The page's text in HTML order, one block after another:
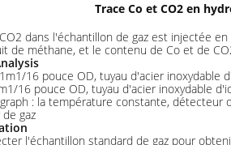
Trace Co et CO2 en
dans l'échantillon de gaz est injectée
de méthane, et le contenu de Co et de
16 pouce OD, tuyau d'acier inoxydable
16 pouce OD, tuyau d'acier inoxydable
: la température constante, détecteur
gaz
l'échantillon standard de gaz pour